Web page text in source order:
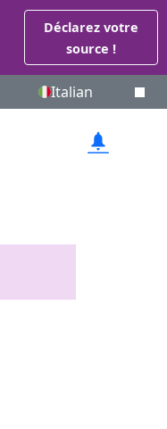
Déclarez votre
source !
Italian